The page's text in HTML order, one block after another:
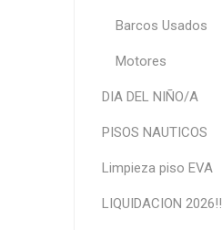
Barcos Usados
Motores
DIA DEL NIÑO/A
PISOS NAUTICOS
Limpieza piso EVA
LIQUIDACION 2026!!